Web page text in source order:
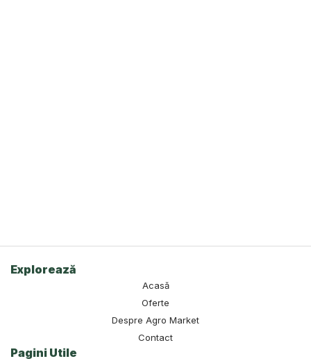
Explorează
Acasă
Oferte
Despre Agro Market
Contact
Pagini Utile